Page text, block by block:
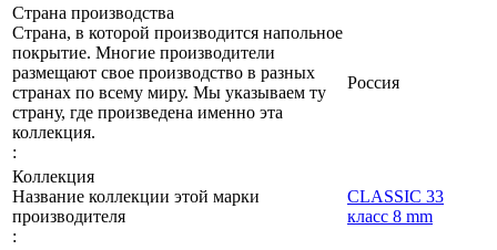
Страна производства
Страна, в которой производится напольное
покрытие. Многие производители
размещают свое производство в разных
странах по всему миру. Мы указываем ту
страну, где произведена именно эта
коллекция.
:
Россия
Коллекция
Название коллекции этой марки
производителя
:
CLASSIC 33
класс 8 mm